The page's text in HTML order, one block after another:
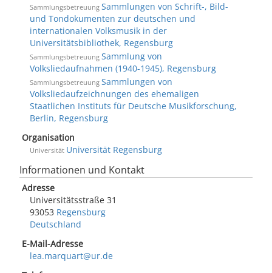
Sammlungsbetreuung Sammlungen von Schrift-, Bild-
und Tondokumenten zur deutschen und
internationalen Volksmusik in der
Universitätsbibliothek, Regensburg
Sammlungsbetreuung Sammlung von
Volksliedaufnahmen (1940-1945), Regensburg
Sammlungsbetreuung Sammlungen von
Volksliedaufzeichnungen des ehemaligen
Staatlichen Instituts für Deutsche Musikforschung,
Berlin, Regensburg
Organisation
Universität Universität Regensburg
Informationen und Kontakt
Adresse
Universitätsstraße 31
93053 Regensburg
Deutschland
E-Mail-Adresse
lea.marquart@ur.de